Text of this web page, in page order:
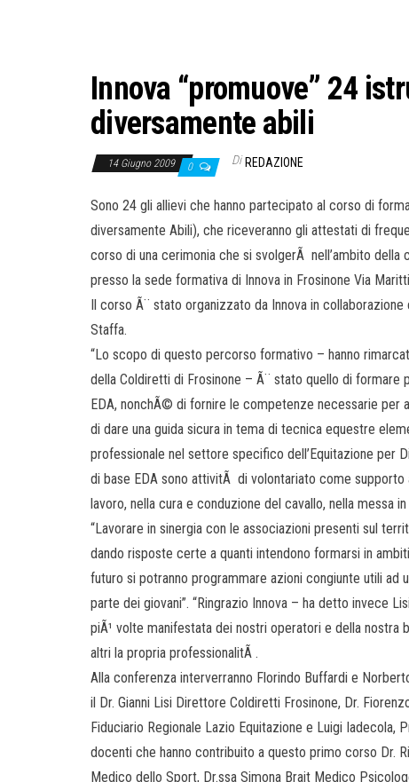
Innova “promuove” 24
diversamente abili
14 Giugno 2009 0 Di REDAZIONE
Sono 24 gli allievi che hanno partecipato al corso di
diversamente Abili), che riceveranno gli attestati di
corso di una cerimonia che si svolgerÃ nell’ambito della
presso la sede formativa di Innova in Frosinone Via
Il corso Ã¨ stato organizzato da Innova in
Staffa.
“Lo scopo di questo percorso formativo – hanno
della Coldiretti di Frosinone – Ã¨ stato quello di
EDA, nonchÃ© di fornire le competenze necessarie per
di dare una guida sicura in tema di tecnica equestre
professionale nel settore specifico dell’Equitazione per
di base EDA sono attivitÃ di volontariato come
lavoro, nella cura e conduzione del cavallo, nella messa in
“Lavorare in sinergia con le associazioni presenti sul
dando risposte certe a quanti intendono formarsi in
futuro si potranno programmare azioni congiunte utili
parte dei giovani”. “Ringrazio Innova – ha detto invece
piÃ¹ volte manifestata dei nostri operatori e della nostra
altri la propria professionalitÃ .
Alla conferenza interverranno Florindo Buffardi e
il Dr. Gianni Lisi Direttore Coldiretti Frosinone, Dr.
Fiduciario Regionale Lazio Equitazione e Luigi
docenti che hanno contribuito a questo primo corso Dr.
Medico dello Sport, Dr.ssa Simona Brait Medico